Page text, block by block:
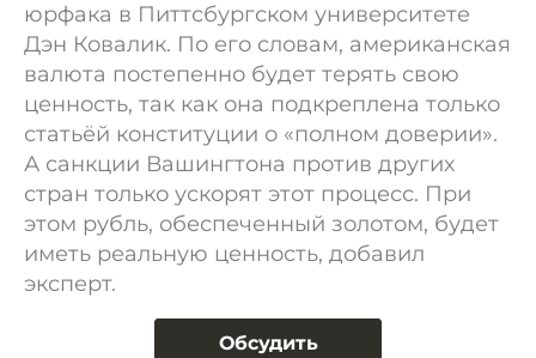
юрфака в Питтсбургском университете
Дэн Ковалик. По его словам, американская
валюта постепенно будет терять свою
ценность, так как она подкреплена только
статьёй конституции о «полном доверии».
А санкции Вашингтона против других
стран только ускорят этот процесс. При
этом рубль, обеспеченный золотом, будет
иметь реальную ценность, добавил
эксперт.
Обсудить